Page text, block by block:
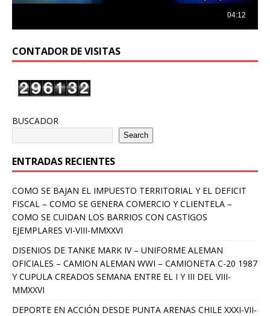
CONTADOR DE VISITAS
BUSCADOR
Search
ENTRADAS RECIENTES
COMO SE BAJAN EL IMPUESTO TERRITORIAL Y EL DEFICIT
FISCAL – COMO SE GENERA COMERCIO Y CLIENTELA –
COMO SE CUIDAN LOS BARRIOS CON CASTIGOS
EJEMPLARES VI-VIII-MMXXVI
DISENIOS DE TANKE MARK IV – UNIFORME ALEMAN
OFICIALES – CAMION ALEMAN WWI – CAMIONETA C-20 1987
Y CUPULA CREADOS SEMANA ENTRE EL I Y III DEL VIII-
MMXXVI
DEPORTE EN ACCIÓN DESDE PUNTA ARENAS CHILE XXXI-VII-